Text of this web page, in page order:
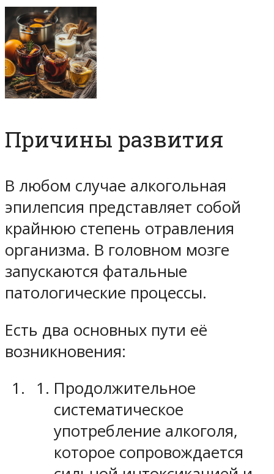
Причины развития
В любом случае алкогольная
эпилепсия представляет собой
крайнюю степень отравления
организма. В головном мозге
запускаются фатальные
патологические процессы.
Есть два основных пути её
возникновения:
Продолжительное
систематическое
употребление алкоголя,
которое сопровождается